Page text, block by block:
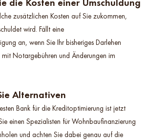
zusätzlichen Kosten auf Sie zukommen,
wird. Fällt eine
an, wenn Sie Ihr bisheriges Darlehen
mit Notargebühren und Änderungen im
Alternativen
Bank für die Kreditoptimierung ist jetzt
einen Spezialisten für Wohnbaufinanzierung
und achten Sie dabei genau auf die